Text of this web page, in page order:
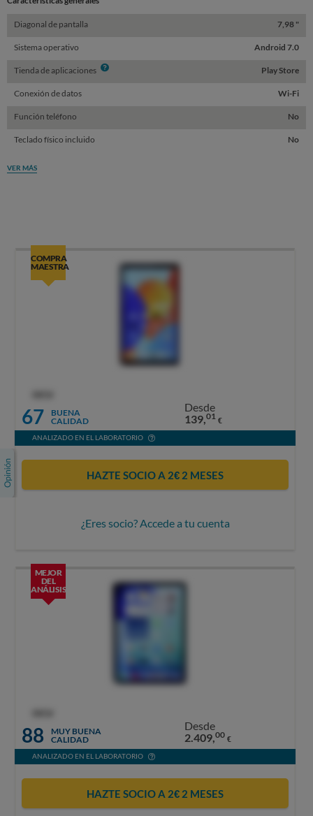
Diagonal de pantalla 7,98 "
Sistema operativo Android 7.0
Tienda de aplicaciones Info Play Store
Conexión de datos Wi-Fi
Función teléfono No
Teclado físico incluido No
VER MÁS
COMPRA
MAESTRA
67
BUENA
CALIDAD
Desde
139,01 €
ANALIZADO EN EL LABORATORIO
HAZTE SOCIO A 2€ 2 MESES
¿Eres socio? Accede a tu cuenta
MEJOR
DEL
ANÁLISIS
88
MUY BUENA
CALIDAD
Desde
2.409,00 €
ANALIZADO EN EL LABORATORIO
HAZTE SOCIO A 2€ 2 MESES